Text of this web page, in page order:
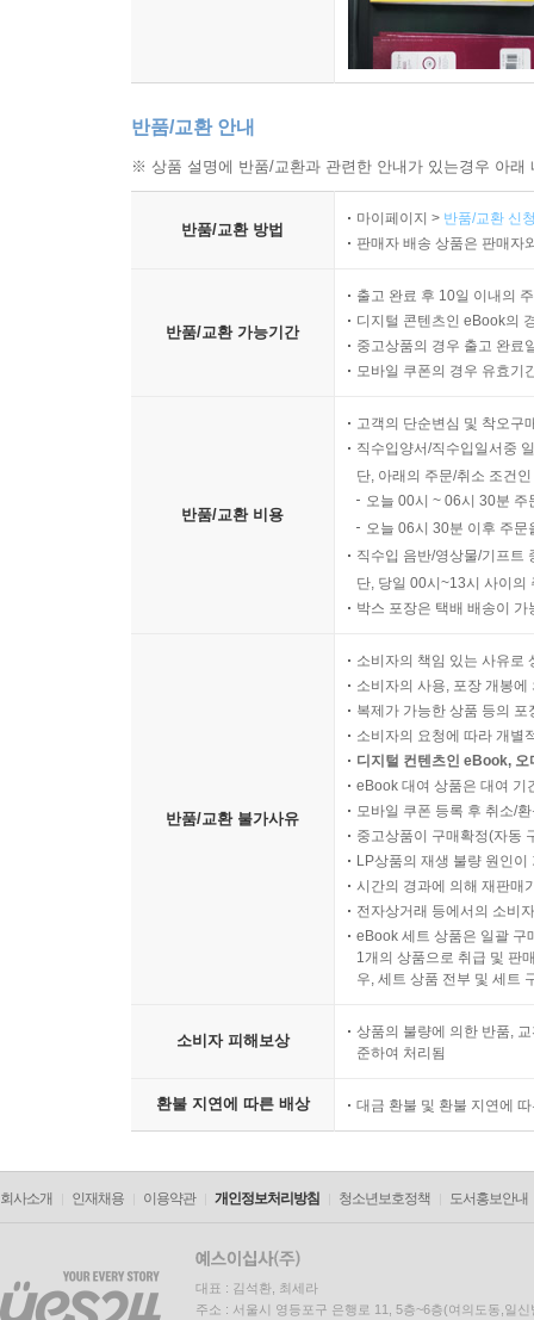
반품/교환 안내
※ 상품 설명에 반품/교환과 관련한 안내가 있는경우 아
반품/교환 방법
마이페이지 > 반품/교환 신
판매자 배송 상품은 판매자
반품/교환 가능기간
출고 완료 후 10일 이내의
디지털 콘텐츠인 eBook의
중고상품의 경우 출고 완료
모바일 쿠폰의 경우 유효기
반품/교환 비용
고객의 단순변심 및 착오구
직수입양서/직수입일서중
단, 아래의 주문/취소 조건
오늘 00시 ~ 06시 30분
오늘 06시 30분 이후 주
직수입 음반/영상물/기프트
단, 당일 00시~13시 사이의
박스 포장은 택배 배송이
반품/교환 불가사유
소비자의 책임 있는 사유로
소비자의 사용, 포장 개봉
복제가 가능한 상품 등의
소비자의 요청에 따라 개별
디지털 컨텐츠인 eBook,
eBook 대여 상품은 대여 기
모바일 쿠폰 등록 후 취소/
중고상품이 구매확정(자동
LP상품의 재생 불량 원인
시간의 경과에 의해 재판매
전자상거래 등에서의 소비
eBook 세트 상품은 일괄 구
1개의 상품으로 취급 및 판
우, 세트 상품 전부 및 세트
소비자 피해보상
상품의 불량에 의한 반품,
준하여 처리됨
환불 지연에 따른 배상 대금 환불 및 환불 지연에
회사소개 인재채용 이용약관 개인정보처리방침 청소년보호정책 도서홍보안내
대표 : 김석환, 최세라
주소 : 서울시 영등포구 은행로 11, 5층~6층(여의도동,일신